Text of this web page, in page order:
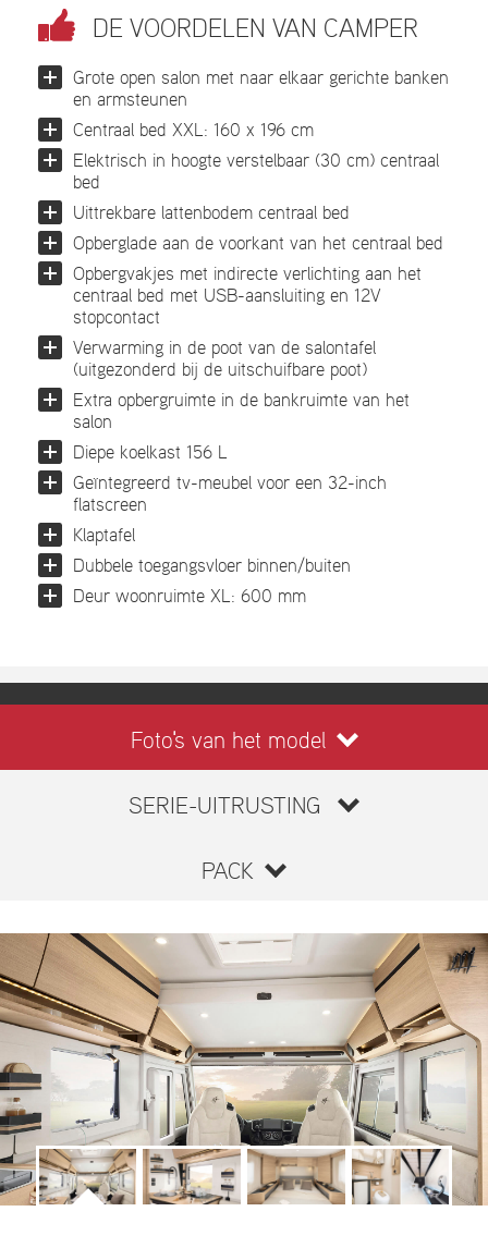
DE VOORDELEN VAN CAMPER
Grote open salon met naar elkaar gerichte banken
en armsteunen
Centraal bed XXL: 160 x 196 cm
Elektrisch in hoogte verstelbaar (30 cm) centraal
bed
Uittrekbare lattenbodem centraal bed
Opberglade aan de voorkant van het centraal bed
Opbergvakjes met indirecte verlichting aan het
centraal bed met USB-aansluiting en 12V
stopcontact
Verwarming in de poot van de salontafel
(uitgezonderd bij de uitschuifbare poot)
Extra opbergruimte in de bankruimte van het
salon
Diepe koelkast 156 L
Geïntegreerd tv-meubel voor een 32-inch
flatscreen
Klaptafel
Dubbele toegangsvloer binnen/buiten
Deur woonruimte XL: 600 mm
Foto's van het model
SERIE-UITRUSTING
PACK